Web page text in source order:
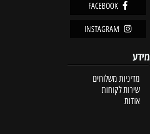
FACEBOOK
INSTAGRAM
מידע
מדיניות משלוחים
שירות לקוחות
אודות